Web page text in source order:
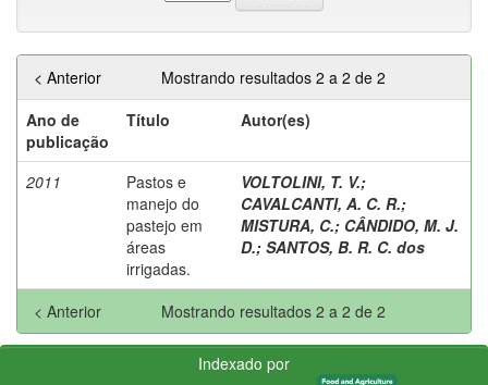
Mostrando resultados 2 a 2 de 2
< Anterior
Ano de
publicação
Título Autor(es)
2011
Pastos e
manejo do
pastejo em
áreas
irrigadas.
VOLTOLINI, T. V.;
CAVALCANTI, A. C. R.;
MISTURA, C.; CÂNDIDO, M. J.
D.; SANTOS, B. R. C. dos
Mostrando resultados 2 a 2 de 2
< Anterior
Indexado por